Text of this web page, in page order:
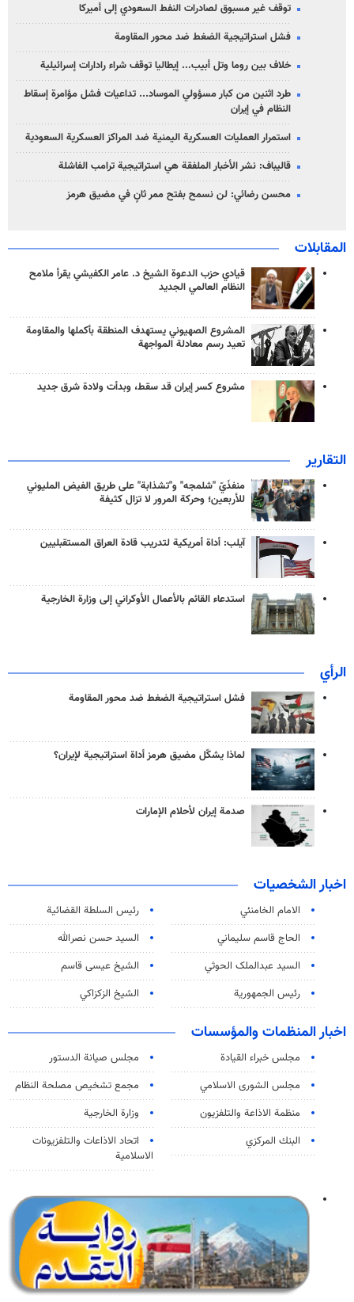
توقف غير مسبوق لصادرات النفط السعودي إلى أميركا
فشل استراتيجية الضغط ضد محور المقاومة
خلاف بين روما وتل أبيب... إيطاليا توقف شراء رادارات إسرائيلية
طرد اثنين من كبار مسؤولي الموساد... تداعيات فشل مؤامرة إسقاط
النظام في إيران
استمرار العمليات العسكرية اليمنية ضد المراكز العسكرية السعودية
قاليباف: نشر الأخبار الملفقة هي استراتيجية ترامب الفاشلة
محسن رضائي: لن نسمح بفتح ممر ثانٍ في مضيق هرمز
المقابلات
قيادي حزب الدعوة الشيخ د. عامر الكفيشي يقرأ ملامح
النظام العالمي الجديد
المشروع الصهيوني يستهدف المنطقة بأكملها والمقاومة
تعيد رسم معادلة المواجهة
مشروع كسر إيران قد سقط، وبدأت ولادة شرق جديد
التقارير
منفذَيّ "شلمجه" و"تشذابة" على طريق الفيض المليوني
للأربعين؛ وحركة المرور لا تزال كثيفة
آيلب: أداة أمريكية لتدريب قادة العراق المستقبليين
استدعاء القائم بالأعمال الأوكراني إلى وزارة الخارجية
الرأي
فشل استراتيجية الضغط ضد محور المقاومة
لماذا يشكّل مضيق هرمز أداة استراتيجية لإيران؟
صدمة إيران لأحلام الإمارات
اخبار الشخصيات
الامام الخامنئي
رئیس السلطة القضائیة
الحاج قاسم سليماني
السيد حسن نصرالله
السید عبدالملک الحوثي
الشيخ عيسى قاسم
رئيس الجمهورية
الشيخ الزكزاكي
اخبار المنظمات والمؤسسات
مجلس خبراء القيادة
مجلس صيانة الدستور
مجلس الشورى الاسلامي
مجمع تشخيص مصلحة النظام
منظمة الاذاعة والتلفزیون
وزارة الخارجية
البنك المركزي
اتحاد الاذاعات والتلفزيونات
الاسلامية